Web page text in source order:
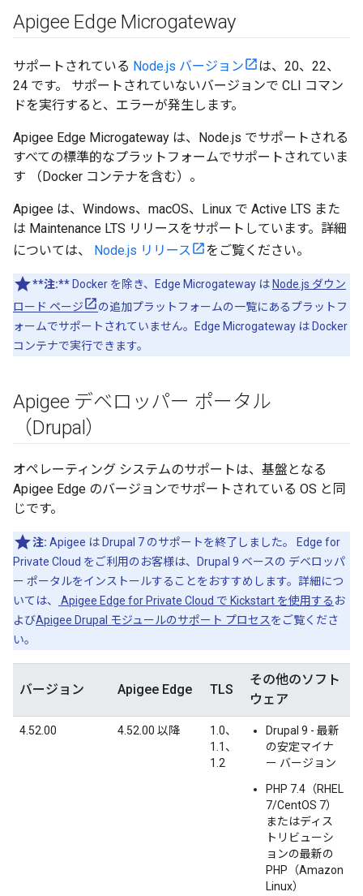
Apigee Edge Microgateway
サポートされている Node.js バージョン
は、20、22、
24 です。 サポートされていないバージョンで CLI コマン
ドを実行すると、エラーが発生します。
Apigee Edge Microgateway は、Node.js でサポートされる
すべての標準的なプラットフォームでサポートされていま
す （Docker コンテナを含む）。
Apigee は、Windows、macOS、Linux で Active LTS また
は Maintenance LTS リリースをサポートしています。詳細
については、 Node.js リリース をご覧ください。
**注:** Docker を除き、Edge Microgateway は Node.js ダウン
ロード ページ
の追加プラットフォームの一覧にあるプラットフ
ォームでサポートされていません。Edge Microgateway は Docker
コンテナで実行できます。
Apigee デベロッパー ポータル
（Drupal）
オペレーティング システムのサポートは、基盤となる
Apigee Edge のバージョンでサポートされている OS と同
じです。
注: Apigee は Drupal 7 のサポートを終了しました。 Edge for
Private Cloud をご利用のお客様は、Drupal 9 ベースの デベロッパ
ー ポータルをインストールすることをおすすめします。詳細につ
いては、
Apigee Edge for Private Cloud で Kickstart を使用する お
よびApigee Drupal モジュールのサポート プロセスをご覧くださ
い。
バージョン Apigee Edge TLS
その他のソフト
ウェア
4.52.00 4.52.00 以降
1.0、
1.1、
1.2
Drupal 9 - 最新
の安定マイナ
ー バージョン
PHP 7.4（RHEL
7/CentOS 7）
またはディス
トリビューシ
ョンの最新の
PHP（Amazon
Linux）